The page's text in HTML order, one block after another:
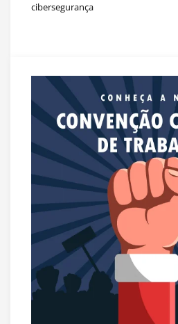
cibersegurança